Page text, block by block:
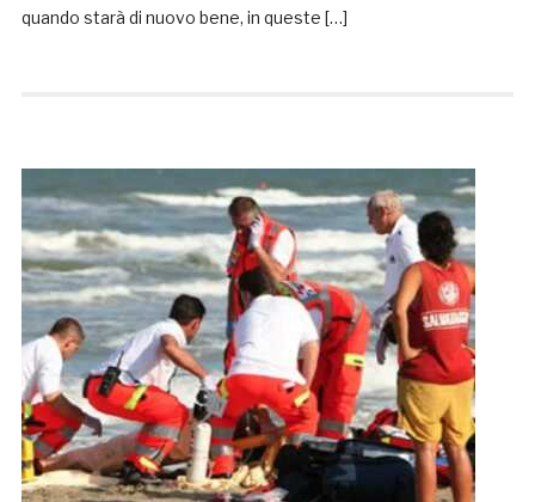
quando starà di nuovo bene, in queste […]